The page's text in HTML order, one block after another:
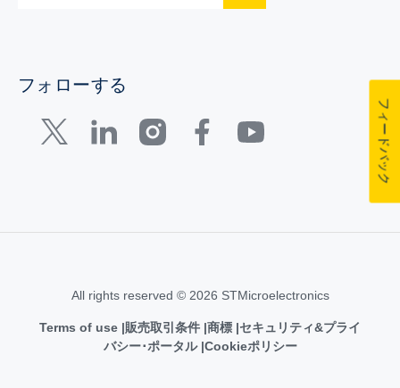
フォローする
All rights reserved © 2026 STMicroelectronics
Terms of use 販売取引条件 商標 セキュリティ&プライ
バシー･ポータル Cookieポリシー
フィードバック